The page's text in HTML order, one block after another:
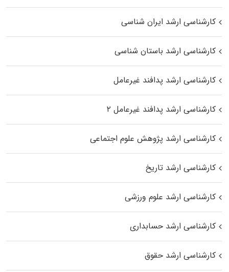
کارشناسی ارشد ایران شناسی
کارشناسی ارشد باستان شناسی
کارشناسی ارشد پدافند غیرعامل
کارشناسی ارشد پدافند غیرعامل ۲
کارشناسی ارشد پژوهش علوم اجتماعی
کارشناسی ارشد تاریخ
کارشناسی ارشد علوم ورزشی
کارشناسی ارشد حسابداری
کارشناسی ارشد حقوق